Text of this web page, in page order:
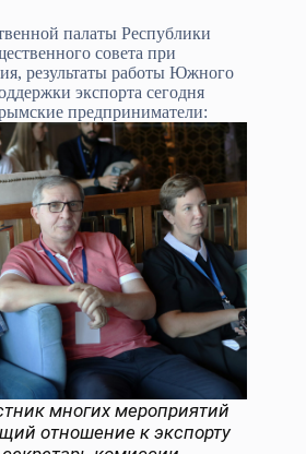
палаты Республики
совета при
результаты работы Южного
экспорта сегодня
предприниматели:
многих мероприятий
отношение к экспорту